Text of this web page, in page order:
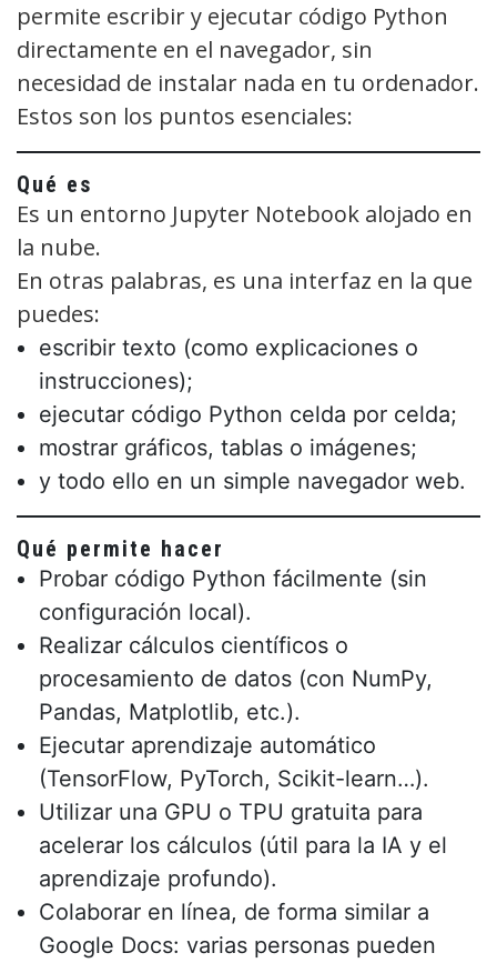
permite escribir y ejecutar código Python
directamente en el navegador, sin
necesidad de instalar nada en tu ordenador.
Estos son los puntos esenciales:
Qué es
Es un entorno Jupyter Notebook alojado en
la nube.
En otras palabras, es una interfaz en la que
puedes:
escribir texto (como explicaciones o
instrucciones);
ejecutar código Python celda por celda;
mostrar gráficos, tablas o imágenes;
y todo ello en un simple navegador web.
Qué permite hacer
Probar código Python fácilmente (sin
configuración local).
Realizar cálculos científicos o
procesamiento de datos (con NumPy,
Pandas, Matplotlib, etc.).
Ejecutar aprendizaje automático
(TensorFlow, PyTorch, Scikit-learn…).
Utilizar una GPU o TPU gratuita para
acelerar los cálculos (útil para la IA y el
aprendizaje profundo).
Colaborar en línea, de forma similar a
Google Docs: varias personas pueden